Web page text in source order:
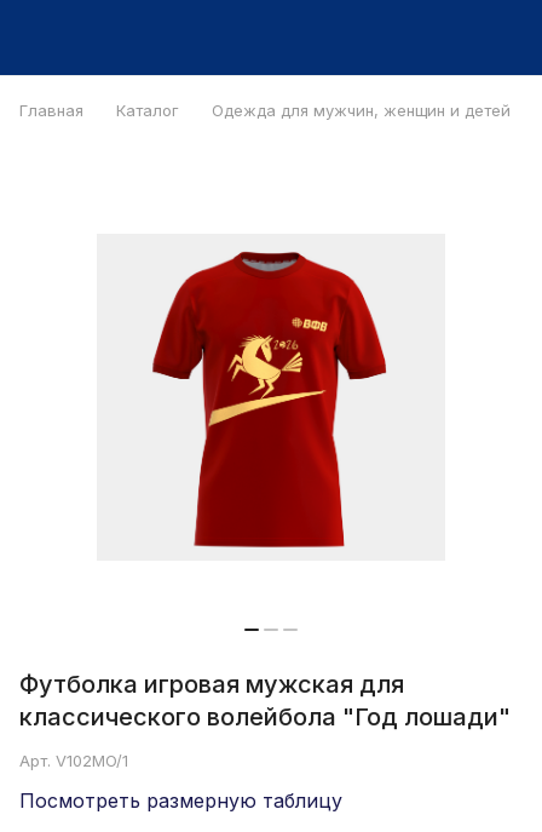
Главная Каталог Одежда для мужчин, женщин и детей
Футболка игровая мужская для
классического волейбола "Год лошади"
Арт. V102MO/1
Посмотреть размерную таблицу